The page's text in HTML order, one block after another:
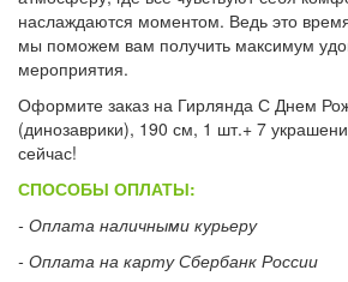
наслаждаются моментом. Ведь это
мы поможем вам получить максимум
мероприятия.
Оформите заказ на Гирлянда С Днем
(динозаврики), 190 см, 1 шт.+ 7
сейчас!
СПОСОБЫ ОПЛАТЫ:
- Оплата наличными курьеру
- Оплата на карту Сбербанк России